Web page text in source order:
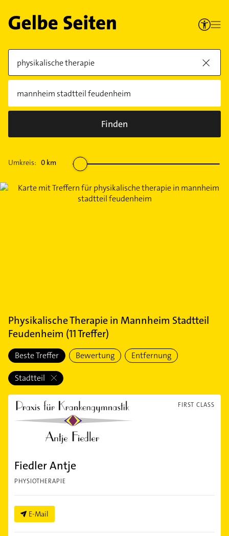
Finden
Umkreis: 0 km
Physikalische Therapiein Mannheim Stadtteil
Feudenheim (11Treffer)
Beste Treffer Bewertung Entfernung
Stadtteil
FIRST CLASS
Fiedler Antje
PHYSIOTHERAPIE
E-Mail